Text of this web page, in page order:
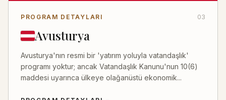
PROGRAM DETAYLARI 03
Avusturya
Avusturya'nın resmi bir 'yatırım yoluyla vatandaşlık'
programı yoktur; ancak Vatandaşlık Kanunu'nun 10(6)
maddesi uyarınca ülkeye olağanüstü ekonomik...